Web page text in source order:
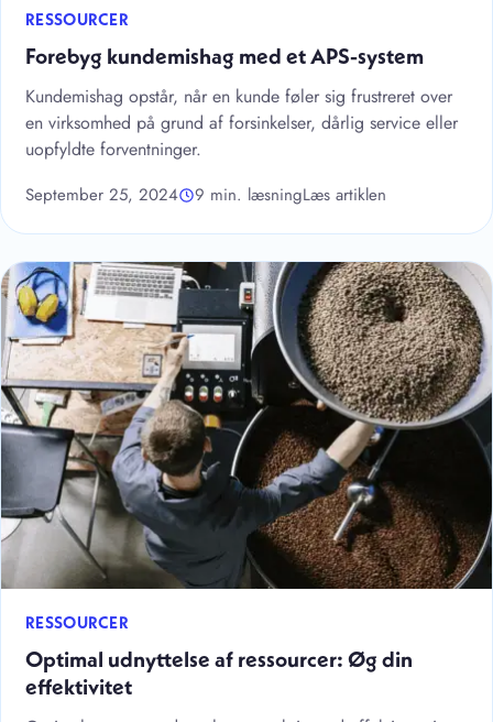
RESSOURCER
Forebyg kundemishag med et APS-system
Kundemishag opstår, når en kunde føler sig frustreret over
en virksomhed på grund af forsinkelser, dårlig service eller
uopfyldte forventninger.
September 25, 2024 9 min. læsningLæs artiklen
RESSOURCER
Optimal udnyttelse af ressourcer: Øg din
effektivitet